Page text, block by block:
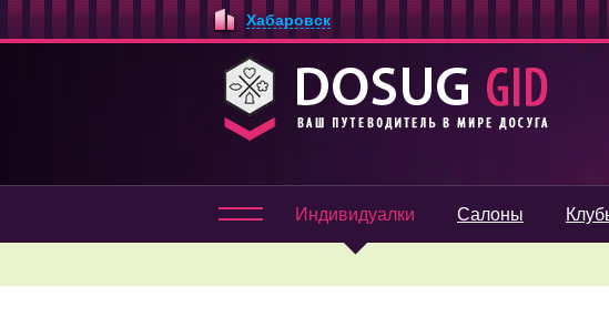
Хабаровск
Индивидуалки Салоны